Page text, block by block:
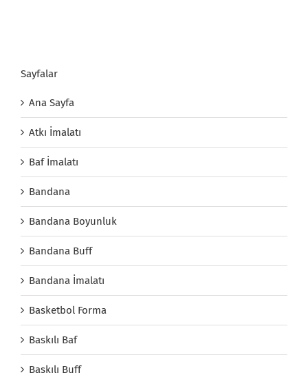
Sayfalar
Ana Sayfa
Atkı İmalatı
Baf İmalatı
Bandana
Bandana Boyunluk
Bandana Buff
Bandana İmalatı
Basketbol Forma
Baskılı Baf
Baskılı Buff